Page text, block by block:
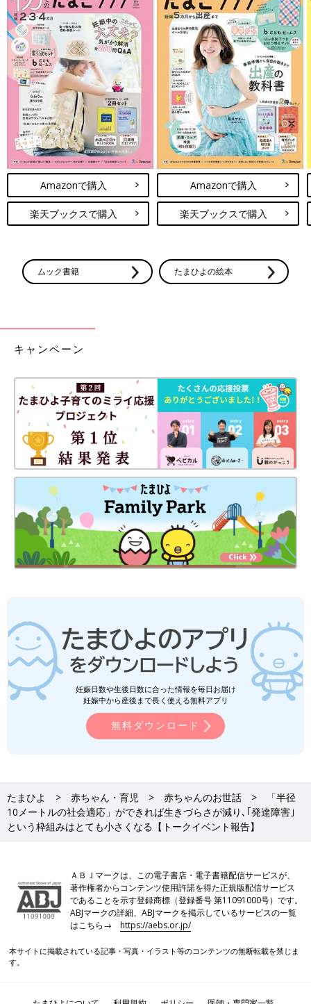
「今の子どもたちは、幼児期からすべて大人に決められる環境で
育っていて、自己決定の機会を与えられていません。その結果、
常によりよいサービスを受けることを求める子になってしまい、
うまくいかないときには周囲の人のせいにして、感情的になる。
うちの学校では、入学してきたばかりの中学１年生に、主体性を
取り戻してもらうための取り組みを行っています。私たちはこれ
をリハビリと呼んでいますが、具体的には『勉強をしたくないな
らしなくていい。それは君の自由だから。でも、勉強したい子の
自由を妨げる自由はないよ』と説明し、数学や英語の授業などに
おいては自由な方法で学べる場を提供したりしています。ほかの
子の邪魔にならなければ、基本的にどんなことをしてもいいの
で、初めのうちはゲームをする子どもなどの姿も見られます。
現在の中学２年生などは、昨年４月に入学した約130人のうち、
忍耐強く自己決定を促す声がけをし続けていくと、２学期末には
10人に減り、３学期末には３人程度になりました。２年生になっ
はできません。とにもかくにも自己決定することが大切なので
づくものだと村中先生は言います。
「適切なアコモデーションを提供するためには、そもそも選択肢
を準備しなくてはいけません。大人は選択肢を用意するだけで、
選ぶのは子ども自身。そういう豊かな選択肢があれば、大人が支
援しなくても自分に合った方法を見つけ自立して学んでいきま
す。
その結果、『特別な支援』という枠組みがどんどん小さくなって
いくので、『発達障害のことを認知し、受け入れる社会にする』
ということを考える必要すらなくなる。それくらいインクルーシ
ブな社会にしていきたいですね」（村中先生）
「管理教育は学校ばかりではありません。子どもたちは親からも
が常に警察官や裁判官の役割を担い、子どもの行動をコントロー
ルし続けていると、『トラブルの解決は親がしてくれるんでし
ょ』という当事者意識の欠けた子どもに育ちます。そして、多様
性や人の違いを受け入れることが苦手な子どもに育っていきま
す。子どもの主体性を重んじるかかわり方は、将来子どもを幸せ
にする。そう考えてほしいと思います」（工藤校長）
取材協力／インクルボックス運営事務局監修／赤平大さん、工藤
「しかることは子どもの学びや成長に効
果がない」その理由は？専門家の科学的
な説明に思わず納得【俳優・加藤貴子】
8歳と5歳の男の子を育てる俳優の加藤貴子さん
と」がテーマです。臨床心理士・公認心理師の
村中直人先生に、親がしかると子どもはどう受
け止めるのか、子どもの学びや成長のためにど
う伝えるといいのか、などについてアドバイス
をもらいました。
障害の有無にかかわらず、学校も親も、子どもが自己決定するた
めの調整役になることが求められているとのこと。子どもが自分
の人生を自分なりに歩んでいくために親ができることは何か、考
えてみる必要がありそうです。
●記事の内容は2023年10月の情報であり、現在と異なる場合があ
Amazonで購入
楽天ブックスで購入
Amazonで購入
楽天ブックスで購入
ムック書籍 たまひよの絵本
キャンペーン
妊娠日数や生後日数に合った情報を毎日お届け
妊娠中から産後まで長く使える無料アプリ
無料ダウンロード
たまひよ 赤ちゃん・育児 赤ちゃんのお世話
「半径
10メートルの社会適応」ができれば生きづらさが減り､｢発達障害｣
という枠組みはとても小さくなる【トークイベント報告】
ＡＢＪマークは、この電子書店・電子書籍配信サービスが、
著作権者からコンテンツ使用許諾を得た正規版配信サービス
であることを示す登録商標（登録番号 第11091000号）です。
ABJマークの詳細、ABJマークを掲示しているサービスの一覧
はこちら→https://aebs.or.jp/
本サイトに掲載されている記事・写真・イラスト等のコンテンツの無断転載を禁じま
す。